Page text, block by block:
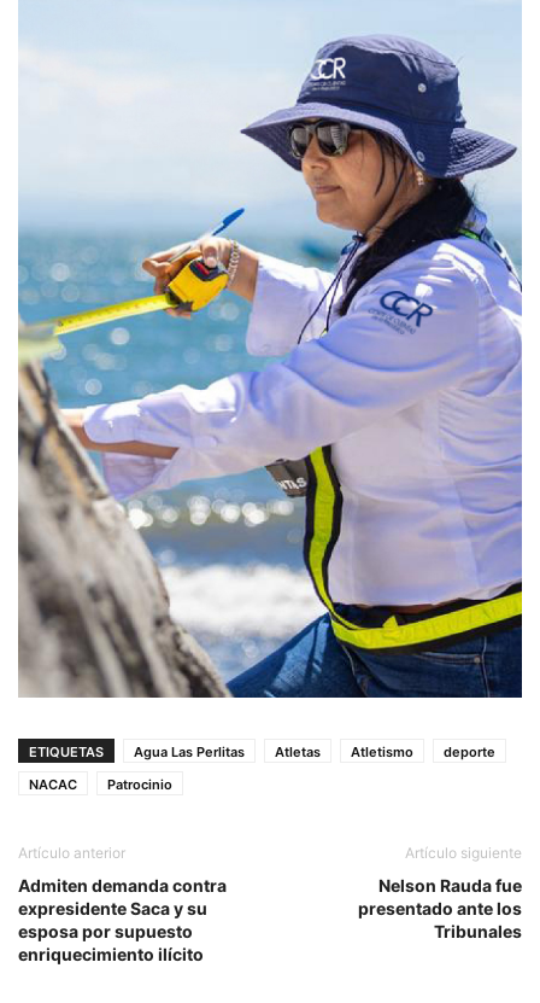
ETIQUETAS Agua Las Perlitas Atletas Atletismo
deporte
NACAC
Patrocinio
Artículo anterior
Admiten demanda contra
expresidente Saca y su
esposa por supuesto
enriquecimiento ilícito
Artículo siguiente
Nelson Rauda fue
presentado ante los
Tribunales